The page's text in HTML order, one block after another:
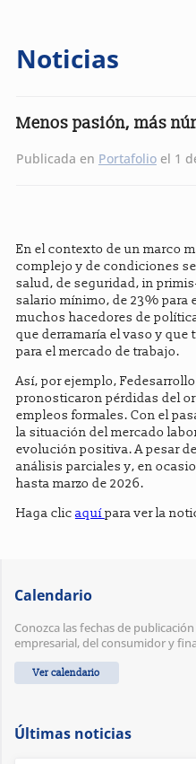
Noticias
Menos pasión, más
Publicada en Portafolioel 1
En el contexto de un marco
complejo y de condiciones
salud, de seguridad, in
salario mínimo, de 23% para
muchos hacedores de
que derramaría el vaso y
para el mercado de trabajo.
Así, por ejemplo,
pronosticaron pérdidas del
empleos formales. Con el
la situación del mercado
evolución positiva. A pesar
análisis parciales y, en
hasta marzo de 2026.
Haga clic aquípara ver la
Calendario
Conozca las fechas de
empresarial, del consumidor y
Ver calendario
Últimas noticias